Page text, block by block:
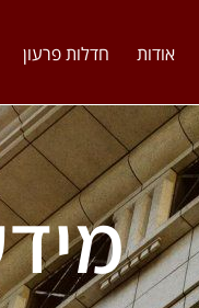
אודות חדלות פרעון